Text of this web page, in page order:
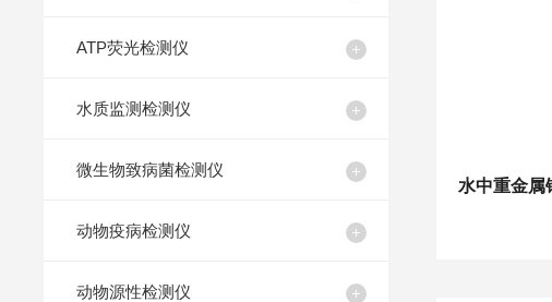
ATP荧光检测仪
水质监测检测仪
微生物致病菌检测仪
动物疫病检测仪
动物源性检测仪